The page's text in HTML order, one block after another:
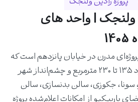
ولنجک | واحد های
مدرن در خیابان پانزدهم است که
با واحدهایی در بازه حدود ۱۳۵ تا ۲۳۰ مترمربع و چشم‌انداز شهر
جکوزی، سالن بدنسازی، سالن